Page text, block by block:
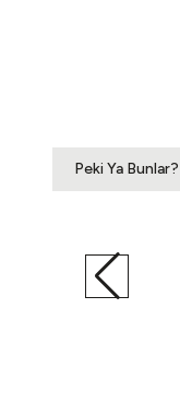
Peki Ya Bunlar?